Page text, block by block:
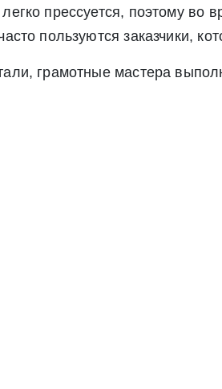
прессуется, поэтому во
пользуются заказчики,
грамотные мастера
соглашаетесь на
данных в соответствии
на информационную рассылку по